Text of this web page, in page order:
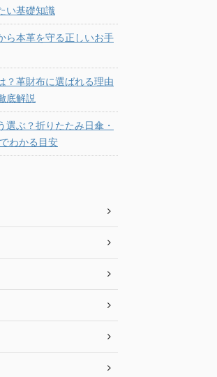
い基礎知識
ら本革を守る正しいお手
？革財布に選ばれる理由
底解説
選ぶ？折りたたみ日傘・
わかる目安